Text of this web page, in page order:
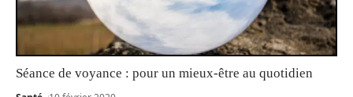
Séance de voyance : pour un mieux-être au quotidien